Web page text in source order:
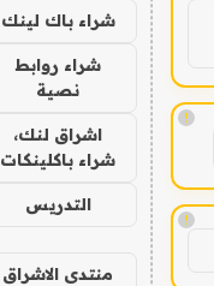
!
!
شراء باك لينك
شراء روابط
نصية
اشراق لنك،
شراء باكلينكات
التدريس
منتدى الاشراق